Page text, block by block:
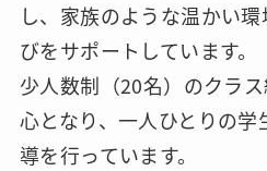
し、家族のような温かい
びをサポートしています。
少人数制（20名）のクラ
心となり、一人ひとりの
導を行っています。